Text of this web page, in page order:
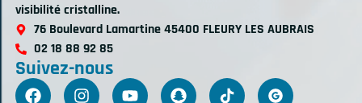
visibilité cristalline.
76 Boulevard Lamartine 45400 FLEURY LES AUBRAIS
02 18 88 92 85
Suivez-nous